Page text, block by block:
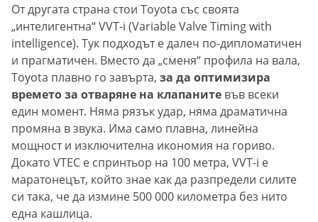
От другата страна стои Toyota със своята
„интелигентна“ VVT-i (Variable Valve Timing with
intelligence). Тук подходът е далеч по-дипломатичен
и прагматичен. Вместо да „сменя“ профила на вала,
Toyota плавно го завърта, за да оптимизира
времето за отваряне на клапаните във всеки
един момент. Няма рязък удар, няма драматична
промяна в звука. Има само плавна, линейна
мощност и изключителна икономия на гориво.
Докато VTEC е спринтьор на 100 метра, VVT-i е
маратонецът, който знае как да разпредели силите
си така, че да измине 500 000 километра без нито
една кашлица.